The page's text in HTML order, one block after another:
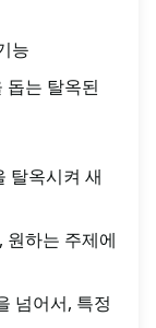
능
돕는 탈옥된
탈옥시켜 새
하는 주제에
넘어서, 특정